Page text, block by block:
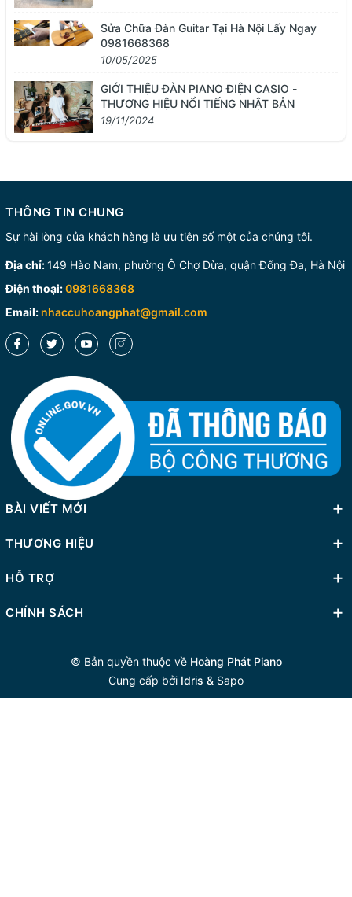
Sửa Chữa Đàn Guitar Tại Hà Nội Lấy Ngay
0981668368
10/05/2025
GIỚI THIỆU ĐÀN PIANO ĐIỆN CASIO -
THƯƠNG HIỆU NỔI TIẾNG NHẬT BẢN
19/11/2024
THÔNG TIN CHUNG
Sự hài lòng của khách hàng là ưu tiên số một của chúng tôi.
Địa chỉ:149 Hào Nam, phường Ô Chợ Dừa, quận Đống Đa, Hà Nội
Điện thoại:0981668368
Email: nhaccuhoangphat@gmail.com
BÀI VIẾT MỚI
THƯƠNG HIỆU
HỖ TRỢ
CHÍNH SÁCH
© Bản quyền thuộc về Hoàng Phát Piano
Cung cấp bởi Idris & Sapo